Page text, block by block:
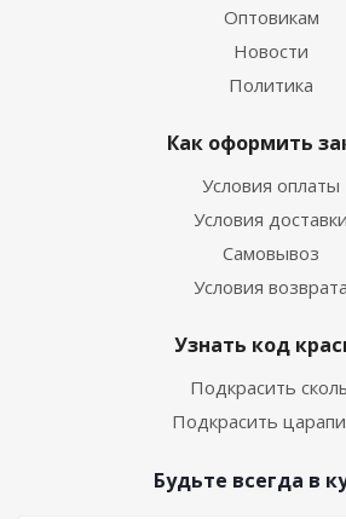
Оптовикам
Новости
Политика
Как оформить
Условия оплаты
Условия доставки
Самовывоз
Условия возврата
Узнать код
Подкрасить
Подкрасить
Будьте всегда в